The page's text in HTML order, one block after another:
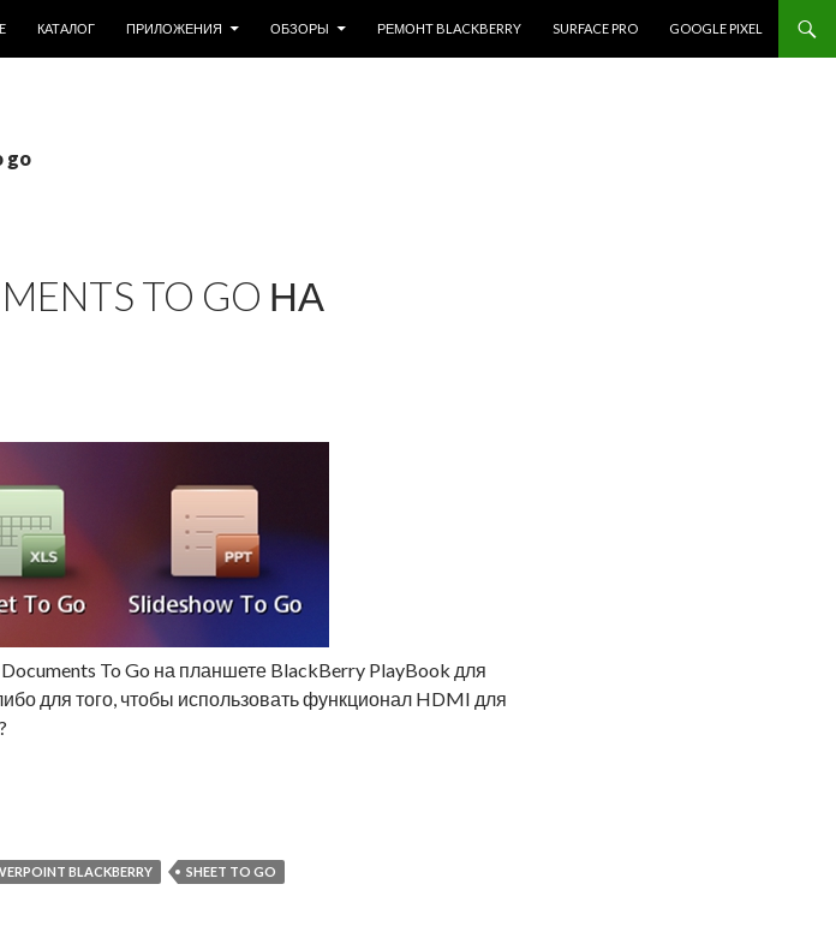
КАТАЛОГ ПРИЛОЖЕНИЯ ОБЗОРЫ РЕМОНТ BLACKBERRY SURFACE PRO GOOGLE PIXEL
go
TO GO НА
To Go на планшете BlackBerry PlayBook для
для того, чтобы использовать функционал HDMI для
PlayBook
BLACKBERRY SHEET TO GO